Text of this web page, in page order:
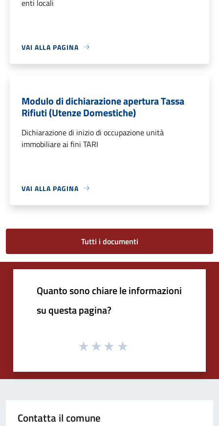
enti locali
VAI ALLA PAGINA
Modulo di dichiarazione apertura Tassa
Rifiuti (Utenze Domestiche)
Dichiarazione di inizio di occupazione unità
immobiliare ai fini TARI
VAI ALLA PAGINA
Tutti i documenti
Quanto sono chiare le informazioni
su questa pagina?
Contatta il comune